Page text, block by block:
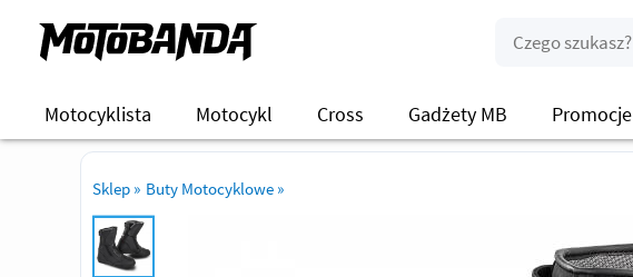
Motocyklista Motocykl Cross Gadżety MB Promocje
Sklep » Buty Motocyklowe »